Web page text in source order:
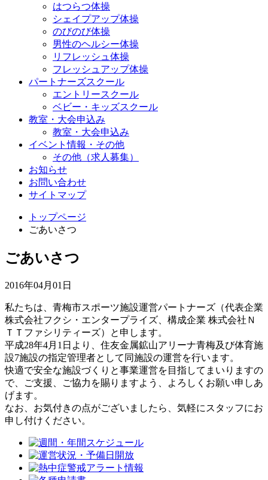
はつらつ体操
シェイプアップ体操
のびのび体操
男性のヘルシー体操
リフレッシュ体操
フレッシュアップ体操
パートナーズスクール
エントリースクール
ベビー・キッズスクール
教室・大会申込み
教室・大会申込み
イベント情報・その他
その他（求人募集）
お知らせ
お問い合わせ
サイトマップ
トップページ
ごあいさつ
ごあいさつ
2016年04月01日
私たちは、青梅市スポーツ施設運営パートナーズ（代表企業
株式会社フクシ・エンタープライズ、構成企業 株式会社Ｎ
ＴＴファシリティーズ）と申します。
平成28年4月1日より、住友金属鉱山アリーナ青梅及び体育施
設7施設の指定管理者として同施設の運営を行います。
快適で安全な施設づくりと事業運営を目指してまいりますの
で、ご支援、ご協力を賜りますよう、よろしくお願い申しあ
げます。
なお、お気付きの点がございましたら、気軽にスタッフにお
申し付けください。